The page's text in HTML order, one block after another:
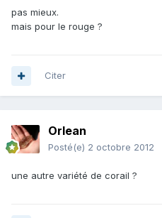
pas mieux.
mais pour le rouge ?
Citer
Orlean
Posté(e) 2 octobre 2012
une autre variété de corail ?